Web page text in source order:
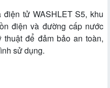
tử WASHLET S5, khu
điện và đường cấp nước
để đảm bảo an toàn,
sử dụng.